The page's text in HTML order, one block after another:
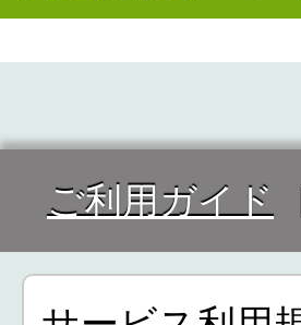
ご利用ガイド